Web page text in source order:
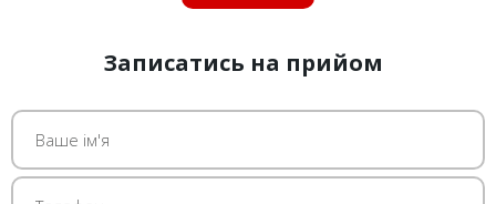
Записатись на прийом